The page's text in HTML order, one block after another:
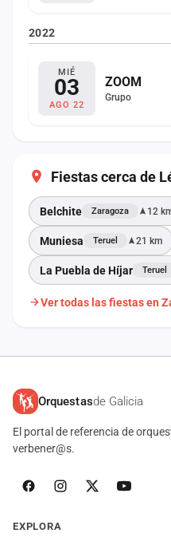
2022
MIÉ
03
AGO 22
ZOOM
Grupo
Fiestas cerca de
Belchite Zaragoza 12
Muniesa Teruel 21 km
La Puebla de Híjar Teruel
Ver todas las fiestas en
Orquestasde Galicia
El portal de referencia de
verbener@s.
EXPLORA